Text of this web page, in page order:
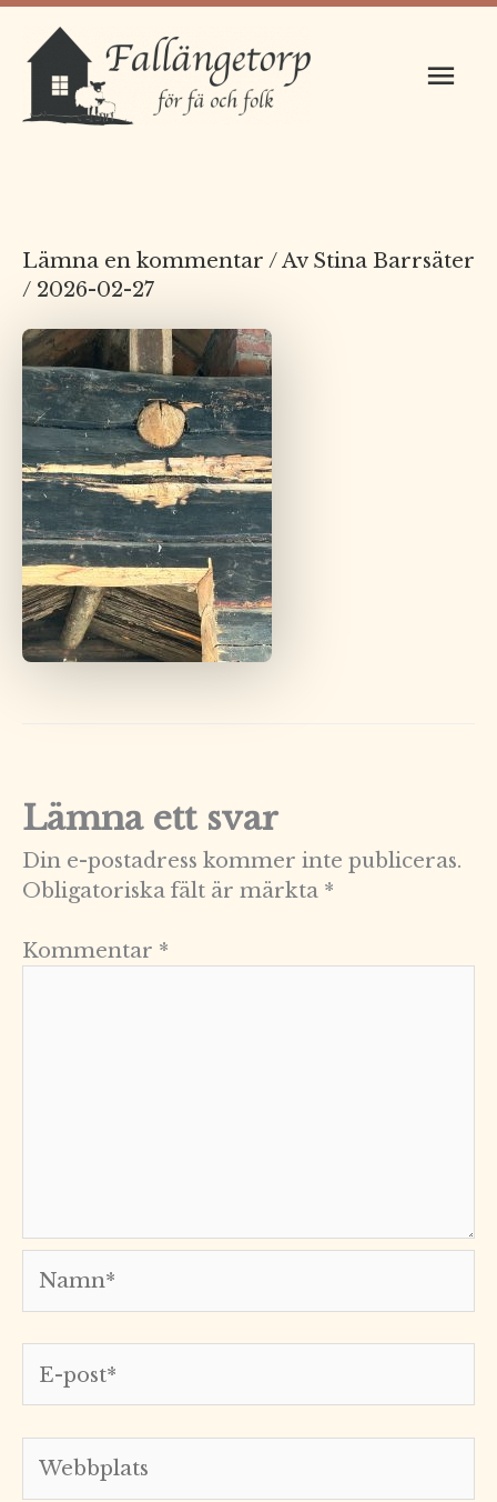
Hoppa
innehåll
Lämna en kommentar / Av Stina Barrsäter
/ 2026-02-27
Lämna ett svar
Din e-postadress kommer inte publiceras.
Obligatoriska fält är märkta *
Kommentar *
post*
Webbplats